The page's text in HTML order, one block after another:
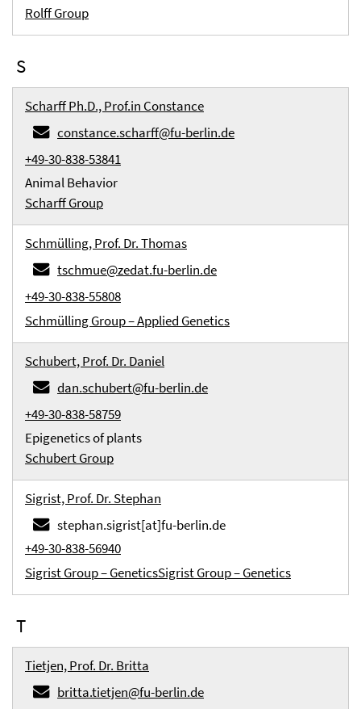
Rolff Group
S
Scharff Ph.D., Prof.in Constance
constance.scharff@fu-berlin.de
+49-30-838-53841
Animal Behavior
Scharff Group
Schmülling, Prof. Dr. Thomas
tschmue@zedat.fu-berlin.de
+49-30-838-55808
Schmülling Group – Applied Genetics
Schubert, Prof. Dr. Daniel
dan.schubert@fu-berlin.de
+49-30-838-58759
Epigenetics of plants
Schubert Group
Sigrist, Prof. Dr. Stephan
stephan.sigrist[at]fu-berlin.de
+49-30-838-56940
Sigrist Group – GeneticsSigrist Group – Genetics
T
Tietjen, Prof. Dr. Britta
britta.tietjen@fu-berlin.de